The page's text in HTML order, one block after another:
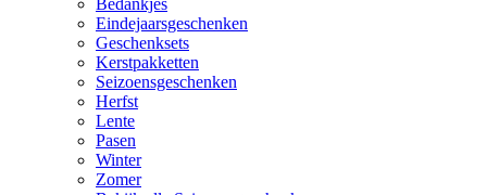
Bedankjes
Eindejaarsgeschenken
Geschenksets
Kerstpakketten
Seizoensgeschenken
Herfst
Lente
Pasen
Winter
Zomer